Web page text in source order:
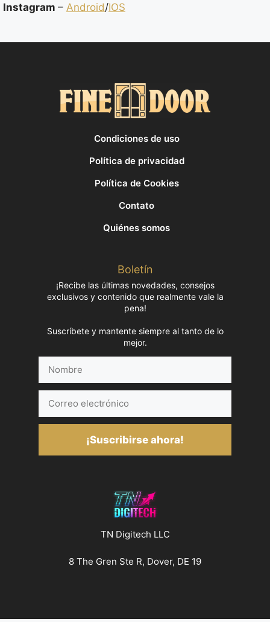
Instagram – Android/IOS
Condiciones de uso
Política de privacidad
Política de Cookies
Contato
Quiénes somos
Boletín
¡Recibe las últimas novedades, consejos
exclusivos y contenido que realmente vale la
pena!
Suscríbete y mantente siempre al tanto de lo
mejor.
electrónico
¡Suscribirse ahora!
TN Digitech LLC
8 The Gren Ste R, Dover, DE 19